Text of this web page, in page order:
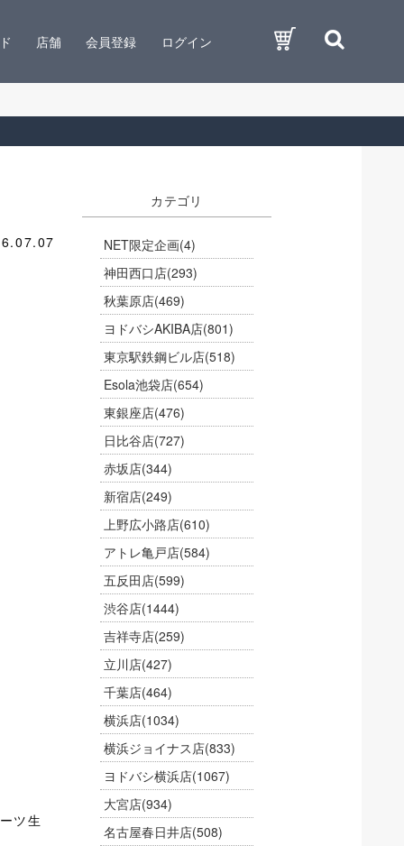
店舗 会員登録 ログイン
ツ生
カテゴリ
NET限定企画(4)
神田西口店(293)
秋葉原店(469)
ヨドバシAKIBA店(801)
東京駅鉄鋼ビル店(518)
Esola池袋店(654)
東銀座店(476)
日比谷店(727)
赤坂店(344)
新宿店(249)
上野広小路店(610)
アトレ亀戸店(584)
五反田店(599)
渋谷店(1444)
吉祥寺店(259)
立川店(427)
千葉店(464)
横浜店(1034)
横浜ジョイナス店(833)
ヨドバシ横浜店(1067)
大宮店(934)
名古屋春日井店(508)